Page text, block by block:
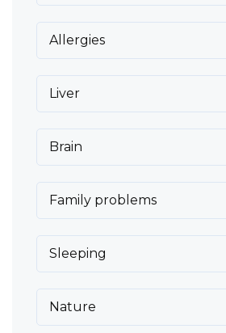
Allergies
Liver
Brain
Family problems
Sleeping
Nature